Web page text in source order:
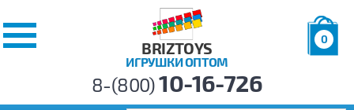
BRIZTOYS
ИГРУШКИ ОПТОМ
0
р.
8-(800)10-16-726